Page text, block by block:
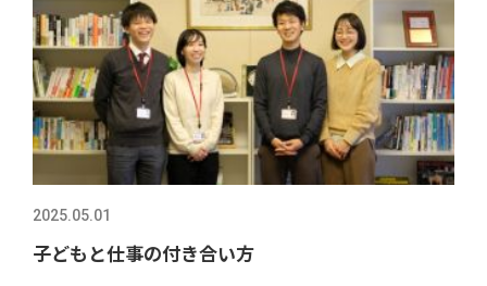
2025.05.01
子どもと仕事の付き合い方